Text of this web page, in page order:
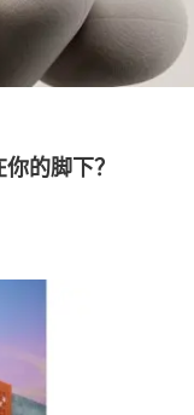
的脚下？